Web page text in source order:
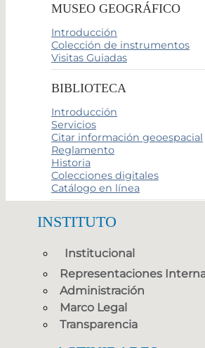
MUSEO GEOGRÁFICO
Introducción
Colección de instrumentos
Visitas Guiadas
BIBLIOTECA
Introducción
Servicios
Citar información geoespacial
Reglamento
Historia
Colecciones digitales
Catálogo en línea
INSTITUTO
Institucional
Representaciones
Administración
Marco Legal
Transparencia